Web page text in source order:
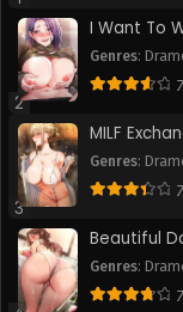
Chapitre 58
June 13, 2025
June 13, 2025
Chapitre 54
June 13, 2025
Chapitre 52
June 13, 2025
2
I Want To
Genres:
Webtoon
3
MILF
Genres:
Webtoon
7
Beautiful
Genres: